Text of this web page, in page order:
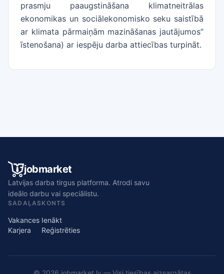
prasmju paaugstināšana klimatneitrālas
ekonomikas un sociālekonomisko seku saistībā
ar klimata pārmaiņām mazināšanas jautājumos”
īstenošana) ar iespēju darba attiecības turpināt.
jobmarket
Latvijas darba tirgus platforma. Atrodi savu
ideālo darbu vai speciālistu.
SADAĻAS
Vakances
Karjera
KONTS
Ienākt
Reģistrēties